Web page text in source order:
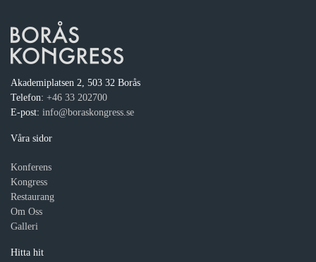
Akademiplatsen 2, 503 32 Borås
Telefon: +46 33 202700
E-post: info@boraskongress.se
Våra sidor
Konferens
Kongress
Restaurang
Om Oss
Galleri
Hitta hit